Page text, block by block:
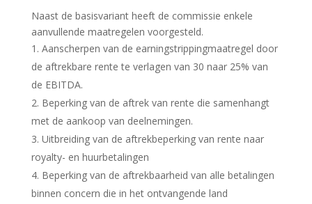
Naast de basisvariant heeft de commissie enkele
aanvullende maatregelen voorgesteld.
Aanscherpen van de earningstrippingmaatregel door
de aftrekbare rente te verlagen van 30 naar 25% van
de EBITDA.
Beperking van de aftrek van rente die samenhangt
met de aankoop van deelnemingen.
Uitbreiding van de aftrekbeperking van rente naar
royalty- en huurbetalingen
Beperking van de aftrekbaarheid van alle betalingen
binnen concern die in het ontvangende land